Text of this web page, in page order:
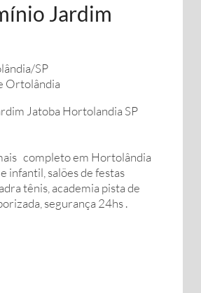
Jardim
SP
Ortolândia
Jatoba Hortolandia SP
completo em Hortolândia
infantil, salões de festas
tênis, academia pista de
segurança 24hs .